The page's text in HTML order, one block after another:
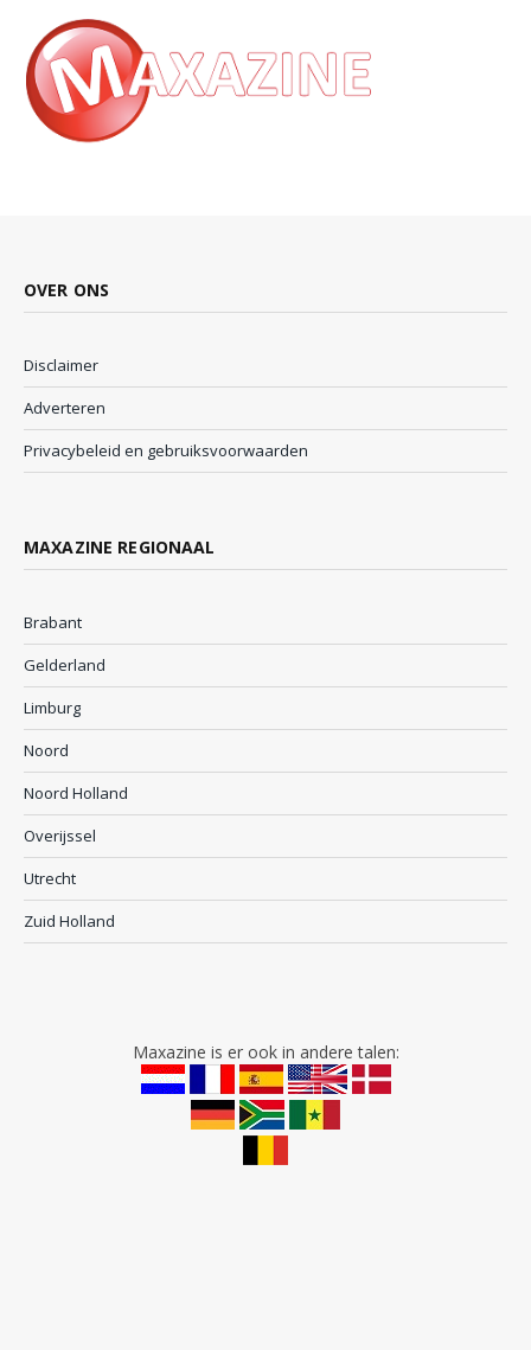
OVER ONS
Disclaimer
Adverteren
Privacybeleid en gebruiksvoorwaarden
MAXAZINE REGIONAAL
Brabant
Gelderland
Limburg
Noord
Noord Holland
Overijssel
Utrecht
Zuid Holland
Maxazine is er ook in andere talen: